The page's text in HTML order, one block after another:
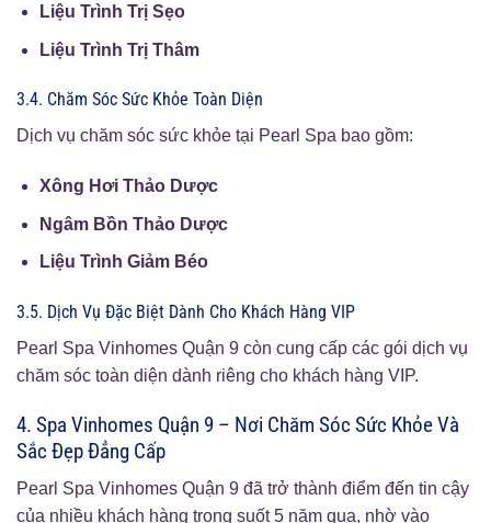
Liệu Trình Trị Sẹo
Liệu Trình Trị Thâm
3.4. Chăm Sóc Sức Khỏe Toàn Diện
Dịch vụ chăm sóc sức khỏe tại Pearl Spa bao gồm:
Xông Hơi Thảo Dược
Ngâm Bồn Thảo Dược
Liệu Trình Giảm Béo
3.5. Dịch Vụ Đặc Biệt Dành Cho Khách Hàng VIP
Pearl Spa Vinhomes Quận 9 còn cung cấp các gói dịch vụ
chăm sóc toàn diện dành riêng cho khách hàng VIP.
4. Spa Vinhomes Quận 9 – Nơi Chăm Sóc Sức Khỏe Và
Sắc Đẹp Đẳng Cấp
Pearl Spa Vinhomes Quận 9 đã trở thành điểm đến tin cậy
của nhiều khách hàng trong suốt 5 năm qua, nhờ vào